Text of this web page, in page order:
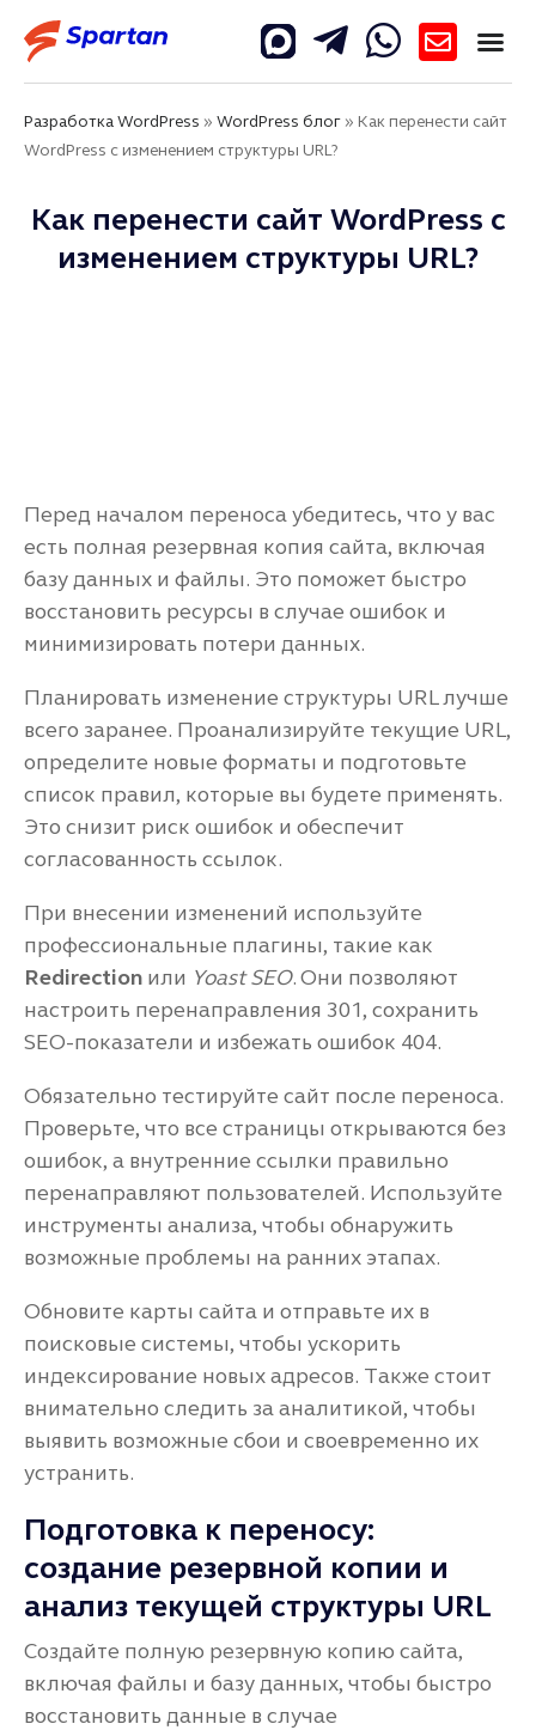
Разработка WordPress » WordPress блог » Как перенести сайт
WordPress с изменением структуры URL?
Как перенести сайт WordPress с
изменением структуры URL?
Перед началом переноса убедитесь, что у вас
есть полная резервная копия сайта, включая
базу данных и файлы. Это поможет быстро
восстановить ресурсы в случае ошибок и
минимизировать потери данных.
Планировать изменение структуры URL лучше
всего заранее. Проанализируйте текущие URL,
определите новые форматы и подготовьте
список правил, которые вы будете применять.
Это снизит риск ошибок и обеспечит
согласованность ссылок.
При внесении изменений используйте
профессиональные плагины, такие как
Redirection или Yoast SEO. Они позволяют
настроить перенаправления 301, сохранить
SEO-показатели и избежать ошибок 404.
Обязательно тестируйте сайт после переноса.
Проверьте, что все страницы открываются без
ошибок, а внутренние ссылки правильно
перенаправляют пользователей. Используйте
инструменты анализа, чтобы обнаружить
возможные проблемы на ранних этапах.
Обновите карты сайта и отправьте их в
поисковые системы, чтобы ускорить
индексирование новых адресов. Также стоит
внимательно следить за аналитикой, чтобы
выявить возможные сбои и своевременно их
устранить.
Подготовка к переносу:
создание резервной копии и
анализ текущей структуры URL
Создайте полную резервную копию сайта,
включая файлы и базу данных, чтобы быстро
восстановить данные в случае